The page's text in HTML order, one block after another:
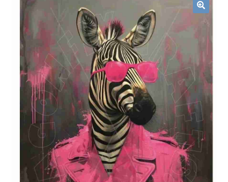
Blog / DIY / Tutorials
Over mij
Contact